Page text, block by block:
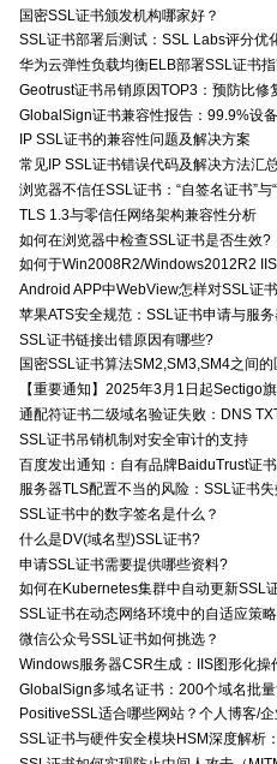
国密SSL证书颁发机构哪家好？
SSL证书部署后测试：SSL Labs评分优
华为云弹性负载均衡ELB部署SSL证书
Geotrust证书吊销原因TOP3：预防比修
GlobalSign证书兼容性报告：99.9%设
IP SSL证书的兼容性问题及解决方案
常见IP SSL证书错误代码及解决方法汇总
浏览器不信任SSL证书：“自签名证书”与
TLS 1.3与零信任网络架构兼容性分析
如何在浏览器中检查SSL证书是否生效?
如何于Win2008R2/Windows2012R2
Android APP中WebView怎样对SSL证
苹果ATS安全规范：SSL证书申请与服
SSL证书链接出错原因有哪些?
国密SSL证书算法SM2,SM3,SM4之间的
【重要通知】2025年3月1日起Sectigo
通配符证书二级域名验证失败：DNS
SSL证书吊销机制对安全审计的支持
百度发出通知：自有品牌BaiduTrust证
服务器TLS配置不当的风险：SSL证书
SSL证书中的数字签名是什么？
什么是DV(域名型)SSL证书?
申请SSL证书需要提供哪些资料?
如何在Kubernetes集群中自动更新SSL
SSL证书在动态网络环境中的自适应策略
微信公众号SSL证书如何挑选？
Windows服务器CSR生成：IIS图形化操
GlobalSign多域名证书：200个域名批
PositiveSSL适合哪些网站？个人博客/